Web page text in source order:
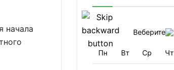
начала
Веберите
Пн Вт Ср Чт